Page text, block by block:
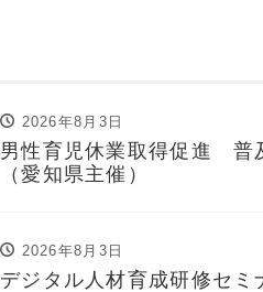
2026年8月3日
男性育児休業取得促進 普
（愛知県主催）
2026年8月3日
デジタル人材育成研修セミ